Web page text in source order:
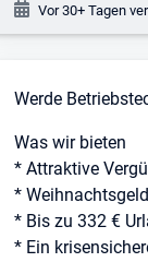
Vor 30+ Tagen
Werde
Was wir bieten
* Attraktive
*
* Bis zu 332 €
* Ein